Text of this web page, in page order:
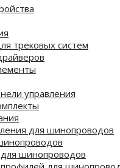
трековых систем
управления
для шинопроводов
шинопроводов